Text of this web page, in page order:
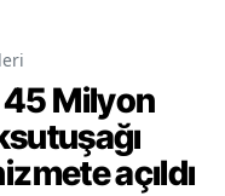
Milyon
açıldı